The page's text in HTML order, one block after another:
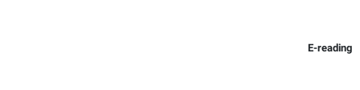
E-reading